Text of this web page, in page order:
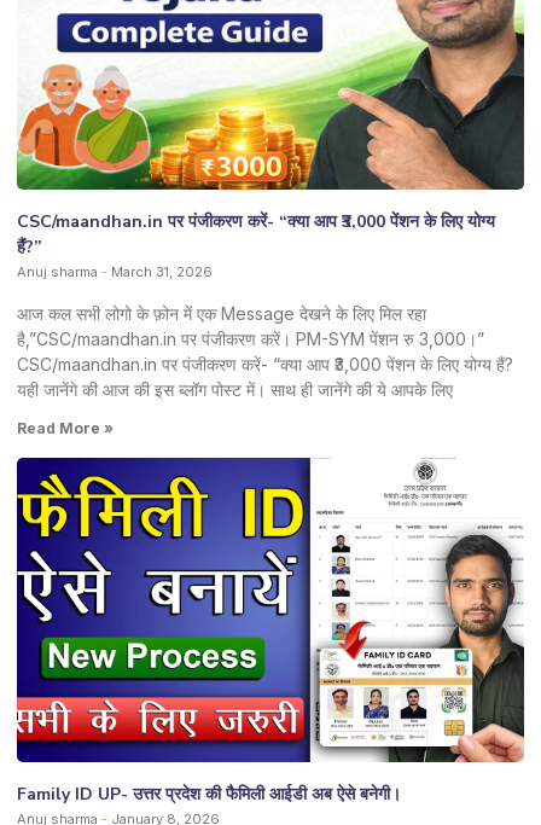
CSC/maandhan.in पर पंजीकरण करें- “क्या आप ₹3,000 पेंशन के लिए योग्य
हैं?”
Anuj sharma March 31, 2026
आज कल सभी लोगो के फ़ोन में एक Message देखने के लिए मिल रहा
है,”CSC/maandhan.in पर पंजीकरण करें। PM-SYM पेंशन रु 3,000।”
CSC/maandhan.in पर पंजीकरण करें- “क्या आप ₹3,000 पेंशन के लिए योग्य हैं?
यही जानेंगे की आज की इस ब्लॉग पोस्ट में। साथ ही जानेंगे की ये आपके लिए
Read More »
Family ID UP- उत्तर प्रदेश की फैमिली आईडी अब ऐसे बनेगी।
Anuj sharma January 8, 2026